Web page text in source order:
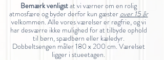
Bemærk venligstat vi værner om en rolig
atmosfære og byder derfor kun gæster over 15 år
velkommen. Alle vores værelser er røgfrie, og vi
har desværre ikke mulighed for at tilbyde ophold
til børn, spædbørn eller kæledyr.
Dobbeltsengen måler 180 x 200 cm. Værelset
ligger i stueetagen.